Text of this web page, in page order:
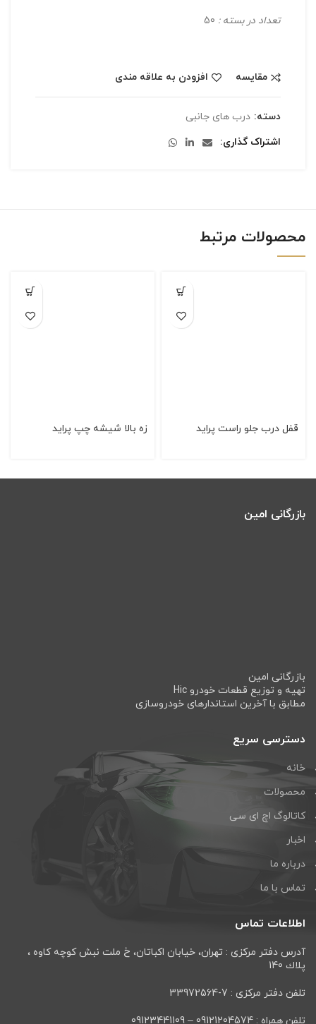
تعداد در بسته :
مقایسه افزودن به علاقه مندی
دسته: درب های جانبی
اشتراک گذاری
محصولات مرتبط
قفل درب جلو راست پراید زه بالا شیشه چپ پراید
بازرگانی امین
بازرگانی امین
تهیه و توزیع قطعات خودرو Hic
مطابق با آخرین استاندارهای خودروسازی
دسترسی سریع
خانه
محصولات
کاتالوگ اچ ای سی
اخبار
درباره ما
تماس با ما
اطلاعات تماس
آدرس دفتر مرکزی : تهران، خيابان اكباتان، خ ملت نبش كوچه كاوه ،
پلاك 140
تلفن دفتر مرکزی : 7-33972564
تلفن همراه : 09121204574 – 09123441109